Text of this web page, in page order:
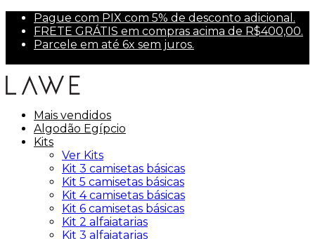
Pague com PIX com 5% de desconto adicional.
FRETE GRÁTIS em compras acima de R$400,00.
Parcele em até 6x sem juros.
Mais vendidos
Algodão Egípcio
Kits
Ver Kits
Kit 3 camisetas básicas
Kit 5 camisetas básicas
Kit 4 camisetas básicas
Kit 6 camisetas básicas
Kit 2 alfaiatarias
Kit 3 alfaiatarias